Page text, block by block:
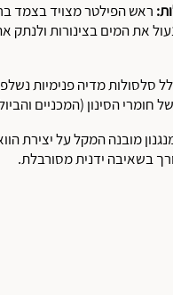
ראש הפילטר מצויד בצמד
את המים בצינורות ולנתק
סלסולות מדיה פנימיות
חומרי הסינון (המכניים
מובנה המקל על יצירת
בשאיבה ידנית מסורבלת.